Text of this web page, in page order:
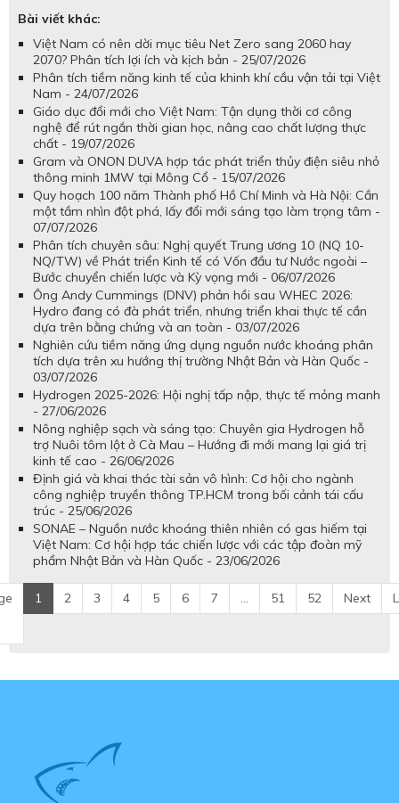
Bài viết khác:
Việt Nam có nên dời mục tiêu Net Zero sang 2060 hay
2070? Phân tích lợi ích và kịch bản - 25/07/2026
Phân tích tiềm năng kinh tế của khinh khí cầu vận tải tại Việt
Nam - 24/07/2026
Giáo dục đổi mới cho Việt Nam: Tận dụng thời cơ công
nghệ để rút ngắn thời gian học, nâng cao chất lượng thực
chất - 19/07/2026
Gram và ONON DUVA hợp tác phát triển thủy điện siêu nhỏ
thông minh 1MW tại Mông Cổ - 15/07/2026
Quy hoạch 100 năm Thành phố Hồ Chí Minh và Hà Nội: Cần
một tầm nhìn đột phá, lấy đổi mới sáng tạo làm trọng tâm -
07/07/2026
Phân tích chuyên sâu: Nghị quyết Trung ương 10 (NQ 10-
NQ/TW) về Phát triển Kinh tế có Vốn đầu tư Nước ngoài –
Bước chuyển chiến lược và Kỳ vọng mới - 06/07/2026
Ông Andy Cummings (DNV) phản hồi sau WHEC 2026:
Hydro đang có đà phát triển, nhưng triển khai thực tế cần
dựa trên bằng chứng và an toàn - 03/07/2026
Nghiên cứu tiềm năng ứng dụng nguồn nước khoáng phân
tích dựa trên xu hướng thị trường Nhật Bản và Hàn Quốc -
03/07/2026
Hydrogen 2025-2026: Hội nghị tấp nập, thực tế mỏng manh
- 27/06/2026
Nông nghiệp sạch và sáng tạo: Chuyên gia Hydrogen hỗ
trợ Nuôi tôm lột ở Cà Mau – Hướng đi mới mang lại giá trị
kinh tế cao - 26/06/2026
Định giá và khai thác tài sản vô hình: Cơ hội cho ngành
công nghiệp truyền thông TP.HCM trong bối cảnh tái cấu
trúc - 25/06/2026
SONAE – Nguồn nước khoáng thiên nhiên có gas hiếm tại
Việt Nam: Cơ hội hợp tác chiến lược với các tập đoàn mỹ
phẩm Nhật Bản và Hàn Quốc - 23/06/2026
1 2 3 4 5 6 7 ... 51 52 Next